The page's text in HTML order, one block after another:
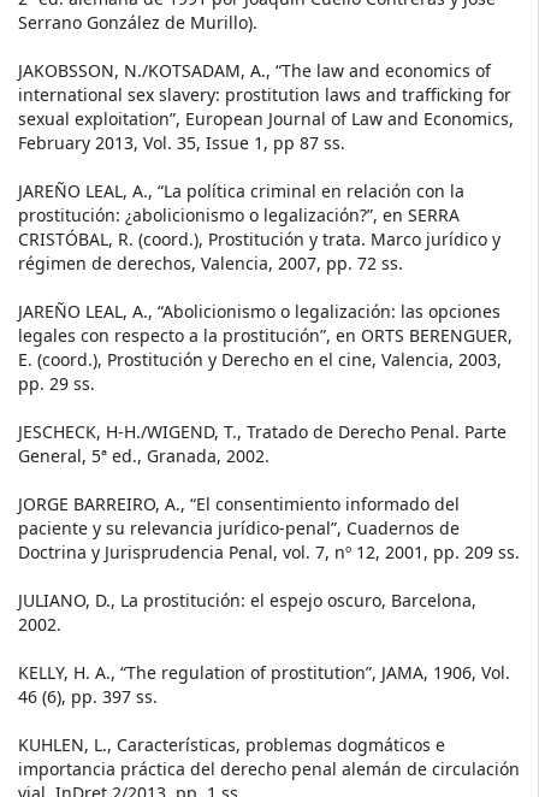
Serrano González de Murillo).
JAKOBSSON, N./KOTSADAM, A., “The law and economics of
international sex slavery: prostitution laws and trafficking for
sexual exploitation”, European Journal of Law and Economics,
February 2013, Vol. 35, Issue 1, pp 87 ss.
JAREÑO LEAL, A., “La política criminal en relación con la
prostitución: ¿abolicionismo o legalización?”, en SERRA
CRISTÓBAL, R. (coord.), Prostitución y trata. Marco jurídico y
régimen de derechos, Valencia, 2007, pp. 72 ss.
JAREÑO LEAL, A., “Abolicionismo o legalización: las opciones
legales con respecto a la prostitución”, en ORTS BERENGUER,
E. (coord.), Prostitución y Derecho en el cine, Valencia, 2003,
pp. 29 ss.
JESCHECK, H-H./WIGEND, T., Tratado de Derecho Penal. Parte
General, 5ª ed., Granada, 2002.
JORGE BARREIRO, A., “El consentimiento informado del
paciente y su relevancia jurídico-penal”, Cuadernos de
Doctrina y Jurisprudencia Penal, vol. 7, nº 12, 2001, pp. 209 ss.
JULIANO, D., La prostitución: el espejo oscuro, Barcelona,
2002.
KELLY, H. A., “The regulation of prostitution”, JAMA, 1906, Vol.
46 (6), pp. 397 ss.
KUHLEN, L., Características, problemas dogmáticos e
importancia práctica del derecho penal alemán de circulación